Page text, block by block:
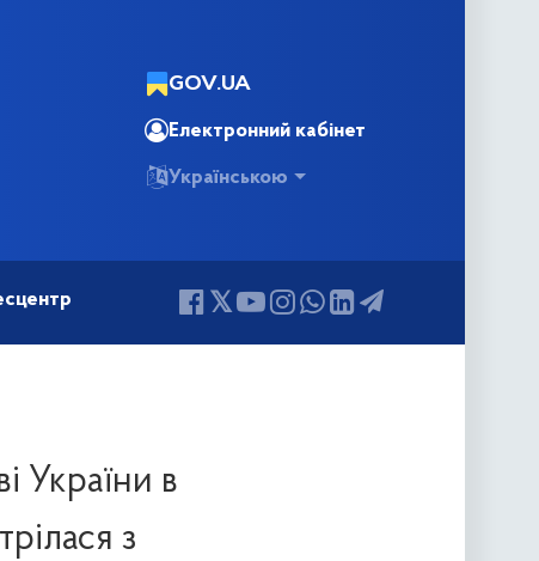
GOV.UA
Електронний кабінет
Українською
України в
з